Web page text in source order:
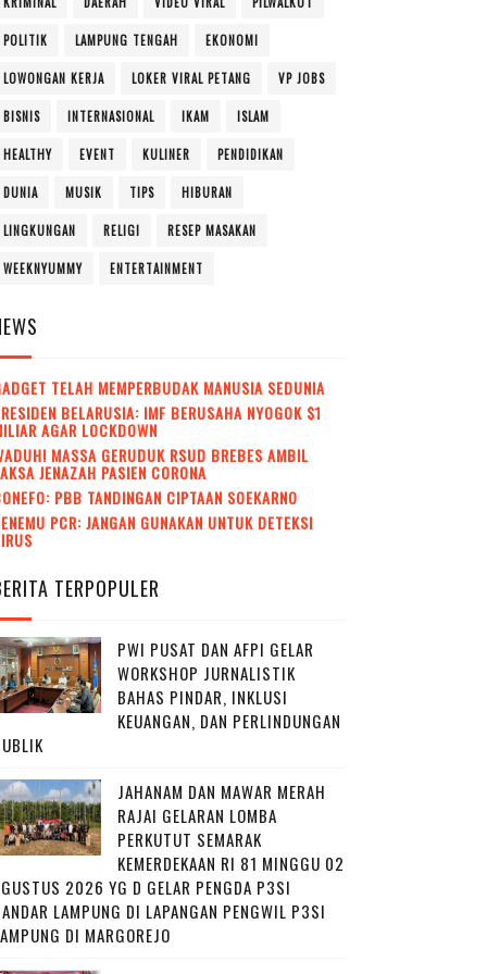
POLITIK LAMPUNG TENGAH EKONOMI
LOWONGAN KERJA LOKER VIRAL PETANG VP JOBS
BISNIS INTERNASIONAL IKAM ISLAM
HEALTHY EVENT KULINER PENDIDIKAN
DUNIA MUSIK TIPS HIBURAN
LINGKUNGAN RELIGI RESEP MASAKAN
WEEKNYUMMY ENTERTAINMENT
TELAH MEMPERBUDAK MANUSIA SEDUNIA
BELARUSIA: IMF BERUSAHA NYOGOK $1
AGAR LOCKDOWN
MASSA GERUDUK RSUD BREBES AMBIL
JENAZAH PASIEN CORONA
PBB TANDINGAN CIPTAAN SOEKARNO
PCR: JANGAN GUNAKAN UNTUK DETEKSI
TERPOPULER
PWI PUSAT DAN AFPI GELAR
WORKSHOP JURNALISTIK
BAHAS PINDAR, INKLUSI
KEUANGAN, DAN PERLINDUNGAN
JAHANAM DAN MAWAR MERAH
RAJAI GELARAN LOMBA
PERKUTUT SEMARAK
KEMERDEKAAN RI 81 MINGGU 02
2026 YG D GELAR PENGDA P3SI
LAMPUNG DI LAPANGAN PENGWIL P3SI
DI MARGOREJO